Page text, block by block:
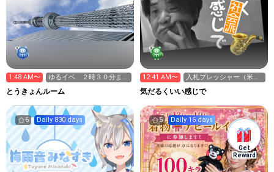
Get
Reward
1:48 AM〜
ゆるイベ ２時３０分ま
で あと２２曲
とうきょんルーム
12:41 AM〜
入札プレッシャー（米国
債の入札前叩き売り）で
ドル高
気だるくいい感じで
6 Daily 830 days 5 Daily 16 days